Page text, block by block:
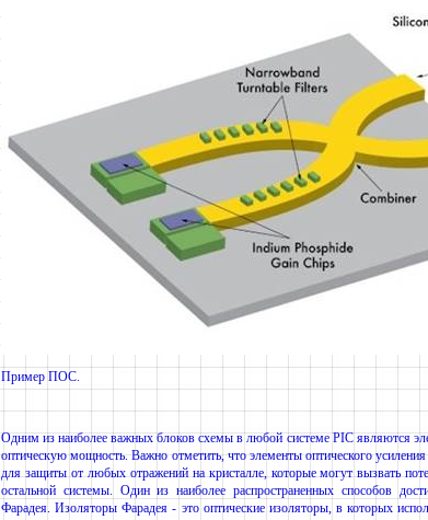
Пример ПОС.
Одним из наиболее важных блоков схемы в любой системе PIC являются
оптическую мощность. Важно отметить, что элементы оптического
для защиты от любых отражений на кристалле, которые могут вызвать
остальной системы. Один из наиболее распространенных способов
Фарадея. Изоляторы Фарадея - это оптические изоляторы, в которых